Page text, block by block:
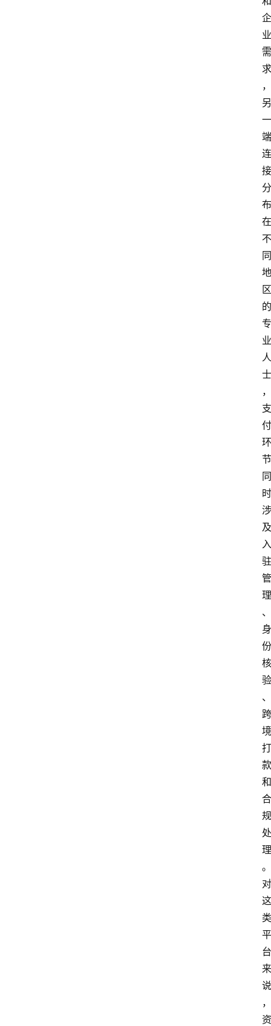
企
业
需
求
，
另
一
端
连
接
分
布
在
不
同
地
区
的
专
业
人
士
，
支
付
环
节
同
时
涉
及
入
驻
管
理
、
身
份
核
验
、
跨
境
打
款
和
合
规
处
理
。
对
这
类
平
台
来
说
，
资